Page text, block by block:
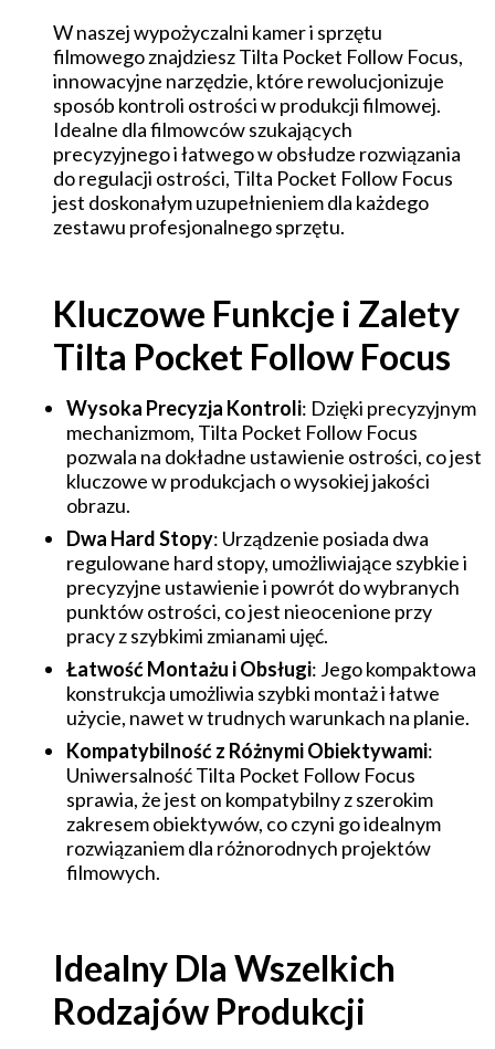
W naszej wypożyczalni kamer i sprzętu
filmowego znajdziesz Tilta Pocket Follow Focus,
innowacyjne narzędzie, które rewolucjonizuje
sposób kontroli ostrości w produkcji filmowej.
Idealne dla filmowców szukających
precyzyjnego i łatwego w obsłudze rozwiązania
do regulacji ostrości, Tilta Pocket Follow Focus
jest doskonałym uzupełnieniem dla każdego
zestawu profesjonalnego sprzętu.
Kluczowe Funkcje i Zalety
Tilta Pocket Follow Focus
Wysoka Precyzja Kontroli: Dzięki precyzyjnym
mechanizmom, Tilta Pocket Follow Focus
pozwala na dokładne ustawienie ostrości, co jest
kluczowe w produkcjach o wysokiej jakości
obrazu.
Dwa Hard Stopy: Urządzenie posiada dwa
regulowane hard stopy, umożliwiające szybkie i
precyzyjne ustawienie i powrót do wybranych
punktów ostrości, co jest nieocenione przy
pracy z szybkimi zmianami ujęć.
Łatwość Montażu i Obsługi: Jego kompaktowa
konstrukcja umożliwia szybki montaż i łatwe
użycie, nawet w trudnych warunkach na planie.
Kompatybilność z Różnymi Obiektywami:
Uniwersalność Tilta Pocket Follow Focus
sprawia, że jest on kompatybilny z szerokim
zakresem obiektywów, co czyni go idealnym
rozwiązaniem dla różnorodnych projektów
filmowych.
Idealny Dla Wszelkich
Rodzajów Produkcji